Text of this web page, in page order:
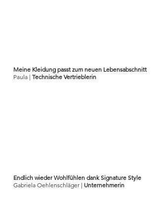
Meine Kleidung passt zum neuen Lebensabschnitt
Paula | Technische Vertrieblerin
Endlich wieder Wohlfühlen dank Signature Style
Gabriela Oehlenschläger | Unternehmerin